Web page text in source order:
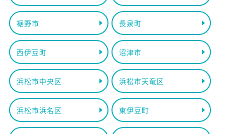
裾野市 長泉町
西伊豆町 沼津市
浜松市中央区 浜松市天竜区
浜松市浜名区 東伊豆町